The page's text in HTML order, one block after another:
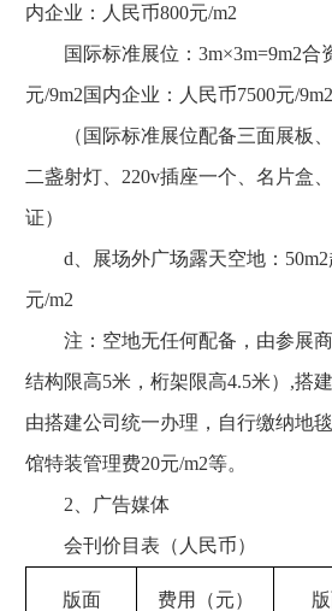
内企业：人民币800元/m2
国际标准展位：3m×3m=9m2合
元/9m2国内企业：人民币7500元/9m2
（国际标准展位配备三面展板、
二盏射灯、220v插座一个、名片盒
证）
d、展场外广场露天空地：50m2
元/m2
注：空地无任何配备，由参展商
结构限高5米，桁架限高4.5米）,搭
由搭建公司统一办理，自行缴纳地
馆特装管理费20元/m2等。
2、广告媒体
会刊价目表（人民币）
版面 费用（元）